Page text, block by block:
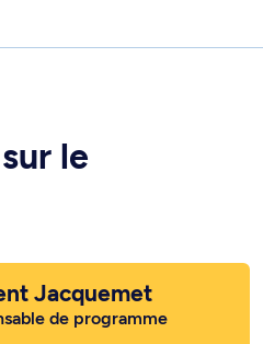
le
Jacquemet
de programme